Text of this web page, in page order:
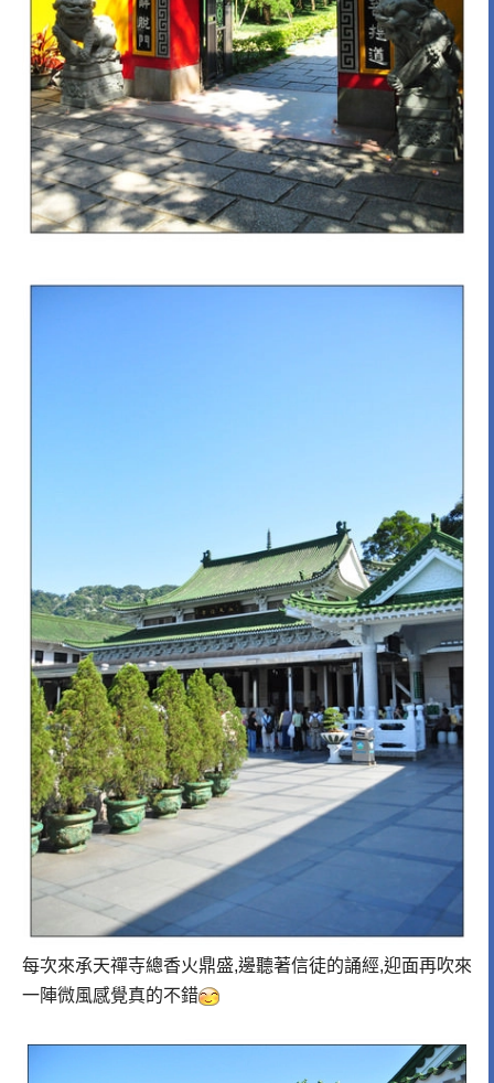
每次來承天禪寺總香火鼎盛,邊聽著信徒的誦經,迎面再吹來
一陣微風感覺真的不錯